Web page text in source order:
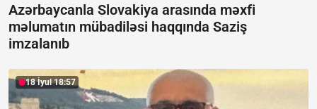
Azərbaycanla Slovakiya arasında məxfi
məlumatın mübadiləsi haqqında Saziş
imzalanıb
18 İyul 18:57